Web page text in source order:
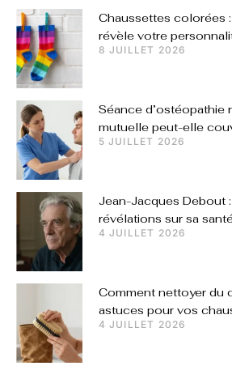
Chaussettes colorées
révèle votre
8 JUILLET 2026
Séance d’ostéopathie
mutuelle peut-elle
5 JUILLET 2026
Jean-Jacques Debout
révélations sur sa
4 JUILLET 2026
Comment nettoyer du
astuces pour vos
4 JUILLET 2026